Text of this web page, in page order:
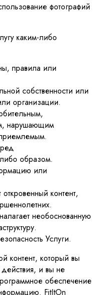
фотографий
каким-либо
правила или
собственности или
организации.
нарушающим
образом.
или
контент,
необоснованную
Услуги.
контент, который вы
и вы не
обеспечение
FitItOn